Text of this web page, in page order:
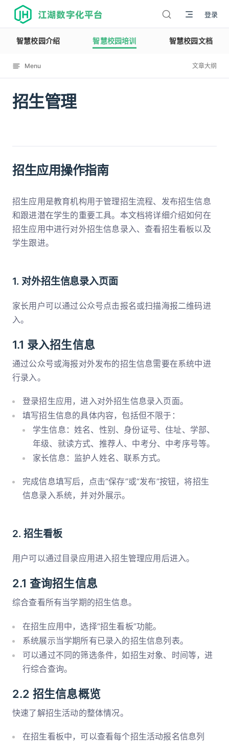
江湖数字化平台 登录
智慧校园介绍 智慧校园培训 智慧校园文档
Menu 文章大纲
招生管理
12113
招生应用操作指南
招生应用是教育机构用于管理招生流程、发布招生信息
和跟进潜在学生的重要工具。本文档将详细介绍如何在
招生应用中进行对外招生信息录入、查看招生看板以及
学生跟进。
1. 对外招生信息录入页面
家长用户可以通过公众号点击报名或扫描海报二维码进
入。
1.1 录入招生信息
通过公众号或海报对外发布的招生信息需要在系统中进
行录入。
登录招生应用，进入对外招生信息录入页面。
填写招生信息的具体内容，包括但不限于：
学生信息：姓名、性别、身份证号、住址、学部、
年级、就读方式、推荐人、中考分、中考序号等。
家长信息：监护人姓名、联系方式。
完成信息填写后，点击“保存”或“发布”按钮，将招生
信息录入系统，并对外展示。
2. 招生看板
用户可以通过目录应用进入招生管理应用后进入。
2.1 查询招生信息
综合查看所有当学期的招生信息。
在招生应用中，选择“招生看板”功能。
系统展示当学期所有已录入的招生信息列表。
可以通过不同的筛选条件，如招生对象、时间等，进
行综合查询。
2.2 招生信息概览
快速了解招生活动的整体情况。
在招生看板中，可以查看每个招生活动报名信息列